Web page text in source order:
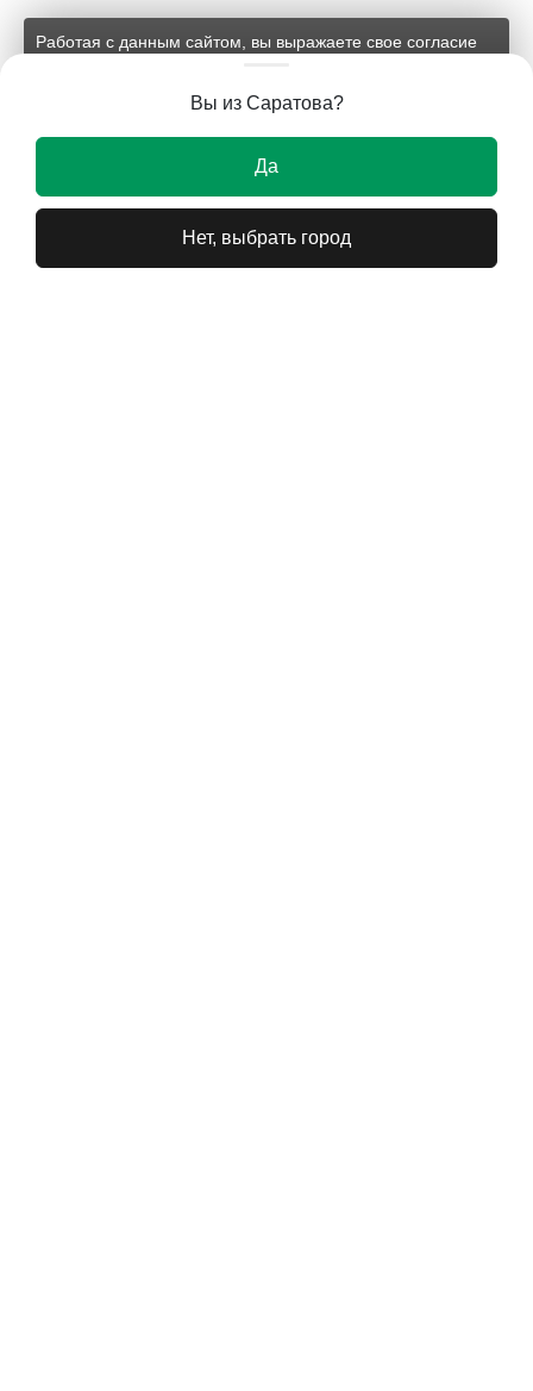
Вы из Саратова?
Да
Нет, выбрать город
Работая с данным сайтом, вы выражаете свое согласие
данных на условиях, изложенных в
соответствующих